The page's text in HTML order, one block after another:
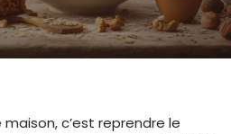
c’est reprendre le